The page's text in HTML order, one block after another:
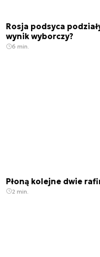
Rosja podsyca
wynik wyborczy?
6 min.
Płoną kolejne dwie
2 min.